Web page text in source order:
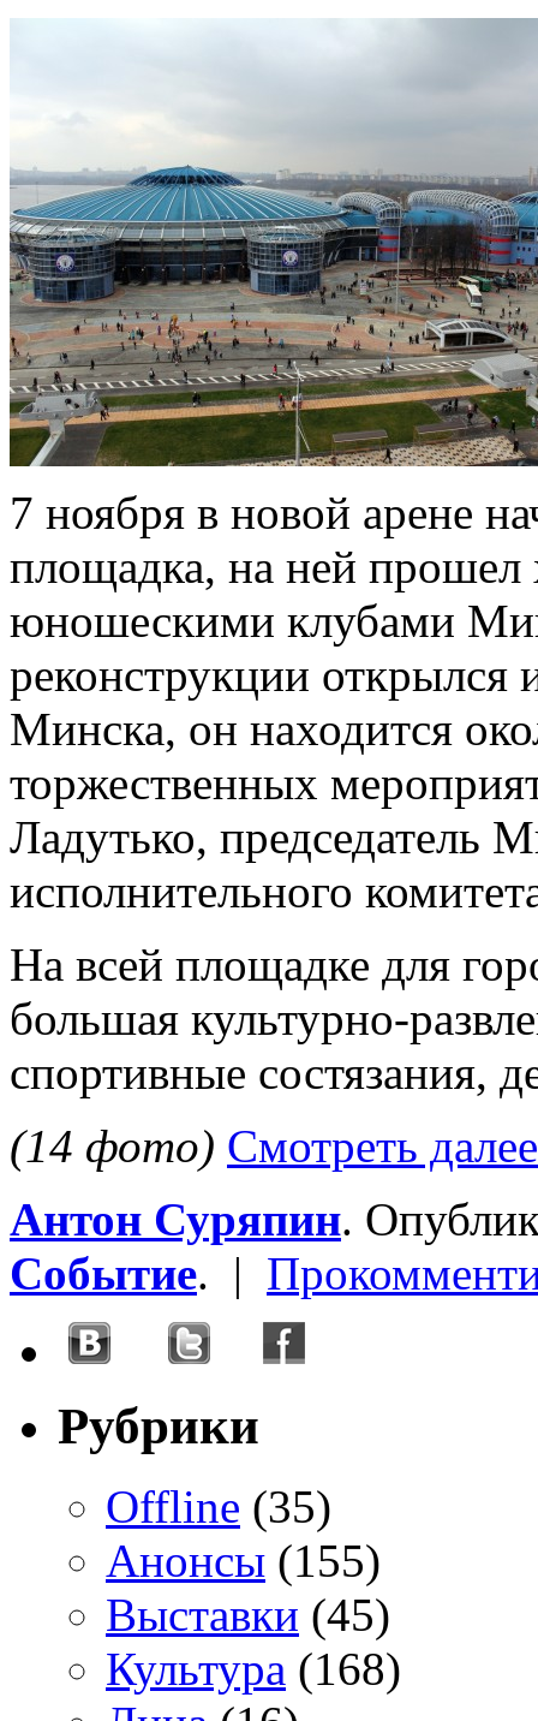
7 ноября в новой арене
площадка, на ней прошел
юношескими клубами
реконструкции
Минска, он находится
торжественных
Ладутько, председатель
исполнительного
На всей площадке для
большая культурно-
спортивные состязания,
(14 фото) Смотреть
Антон Суряпин.
Событие. |
Рубрики
Offline (35)
Анонсы (155)
Выставки (45)
Культура (168)